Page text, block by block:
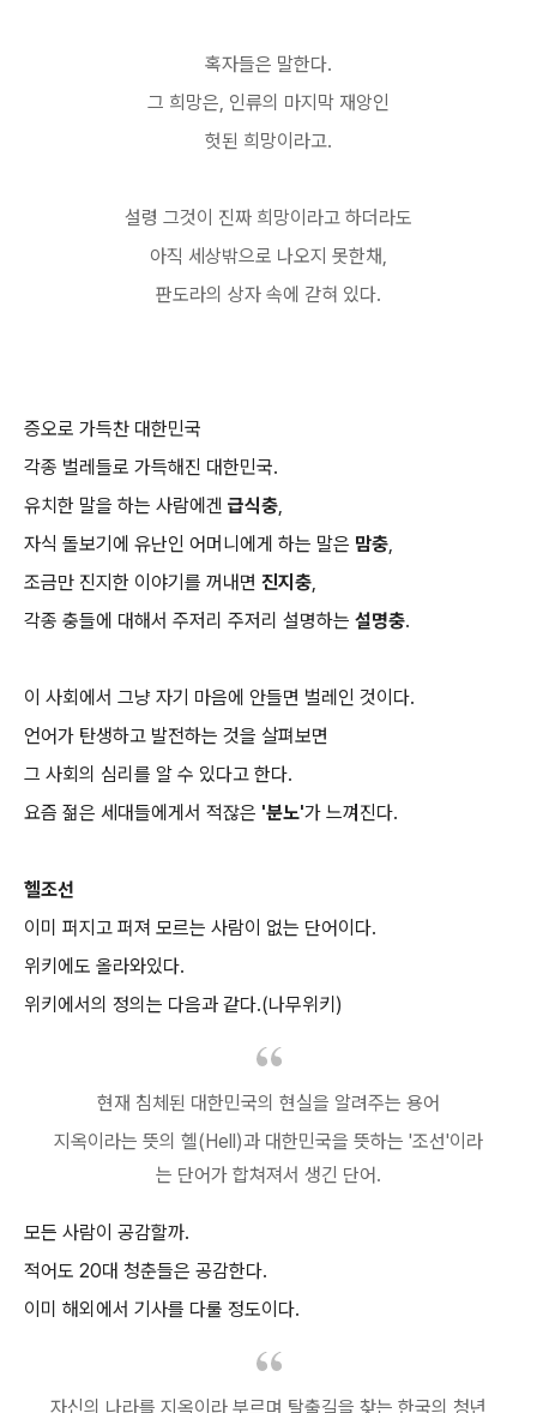
혹자들은 말한다.
그 희망은, 인류의 마지막 재앙인
헛된 희망이라고.
설령 그것이 진짜 희망이라고 하더라도
아직 세상밖으로 나오지 못한채,
판도라의 상자 속에 갇혀 있다.
증오로 가득찬 대한민국
각종 벌레들로 가득해진 대한민국.
유치한 말을 하는 사람에겐 급식충,
자식 돌보기에 유난인 어머니에게 하는 말은 맘충,
조금만 진지한 이야기를 꺼내면 진지충,
각종 충들에 대해서 주저리 주저리 설명하는 설명충.
이 사회에서 그냥 자기 마음에 안들면 벌레인 것이다.
언어가 탄생하고 발전하는 것을 살펴보면
그 사회의 심리를 알 수 있다고 한다.
요즘 젊은 세대들에게서 적잖은 '분노'가 느껴진다.
헬조선
이미 퍼지고 퍼져 모르는 사람이 없는 단어이다.
위키에도 올라와있다.
위키에서의 정의는 다음과 같다.(나무위키)
현재 침체된 대한민국의 현실을 알려주는 용어
지옥이라는 뜻의 헬(Hell)과 대한민국을 뜻하는 '조선'이라
는 단어가 합쳐져서 생긴 단어.
모든 사람이 공감할까.
적어도 20대 청춘들은 공감한다.
이미 해외에서 기사를 다룰 정도이다.
자신의 나라를 지옥이라 부르며 탈출길을 찾는 한국의 청년